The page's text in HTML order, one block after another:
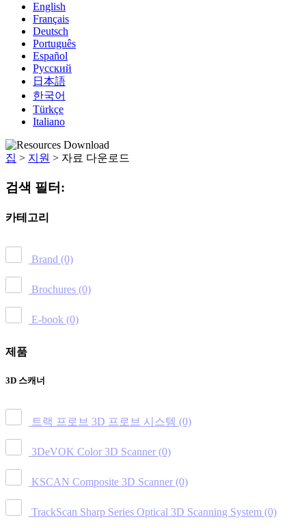
English
Français
Deutsch
Português
Español
Русский
日本語
한국어
Türkçe
Italiano
집 > 지원 > 자료 다운로드
검색 필터:
카테고리
Brand (0)
Brochures (0)
E-book (0)
제품
3D 스캐너
트랙 프로브 3D 프로브 시스템 (0)
3DeVOK Color 3D Scanner (0)
KSCAN Composite 3D Scanner (0)
TrackScan Sharp Series Optical 3D Scanning System (0)